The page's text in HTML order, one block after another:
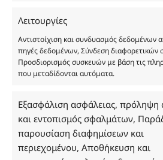
Λειτουργίες
Αντιστοίχιση και συνδυασμός δεδομένων
πηγές δεδομένων, Σύνδεση διαφορετικών
Προσδιορισμός συσκευών με βάση τις
που μεταδίδονται αυτόματα.
Εξασφάλιση ασφάλειας, πρόληψη
και εντοπισμός σφαλμάτων,
παρουσίαση διαφημίσεων και
περιεχομένου, Αποθήκευση και
Ωράριο Καταστήματος
Τρίτη: 08:30–16:30
Τετάρτη: 08:30–16:30
Πέμπτη: 08:30–16:30
Παρασκευή: 08:30–16:30